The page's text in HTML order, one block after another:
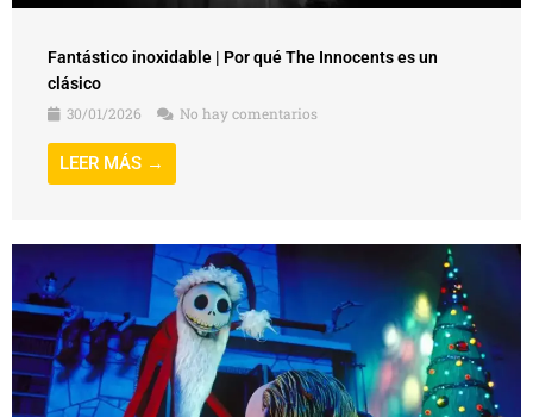
Fantástico inoxidable | Por qué The Innocents es un
clásico
30/01/2026
No hay comentarios
LEER MÁS →